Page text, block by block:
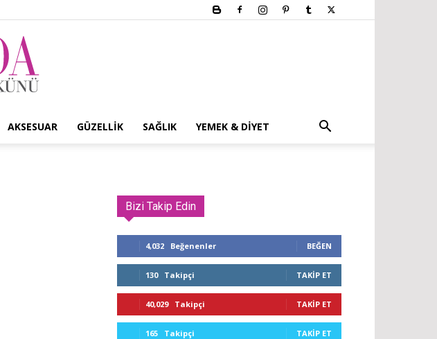
AKSESUAR GÜZELLIK SAĞLIK YEMEK & DIYET
Bizi Takip Edin
4,032 Beğenenler BEĞEN
130 Takipçi TAKIP ET
40,029 Takipçi TAKIP ET
165 Takipçi TAKIP ET